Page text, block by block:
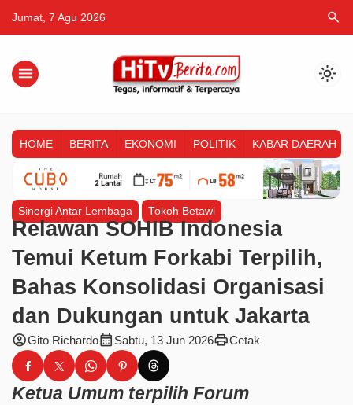
Jumat, 7 Agu 2026 search
menu light_mode
HOME BERITA EKONOMI POLITIK KABAR DAERAH
Sinergi Antar Lembaga Tokoh Betawi
Relawan SOHIB Indonesia
Temui Ketum Forkabi Terpilih,
Bahas Konsolidasi Organisasi
dan Dukungan untuk Jakarta
account_circleGito Richardocalendar_month Sabtu, 13 Jun 2026printCetak
Ketua Umum terpilih Forum